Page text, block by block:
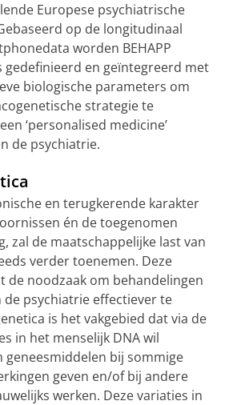
Europese psychiatrische
op de longitudinaal
worden BEHAPP
gedefinieerd en geïntegreerd met
biologische parameters om
strategie te
‘personalised medicine’
de psychiatrie.
en terugkerende karakter
én de toegenomen
zal de maatschappelijke last van
verder toenemen. Deze
de noodzaak om behandelingen
psychiatrie effectiever te
is het vakgebied dat via de
in het menselijk DNA wil
geneesmiddelen bij sommige
geven en/of bij andere
werken. Deze variaties in